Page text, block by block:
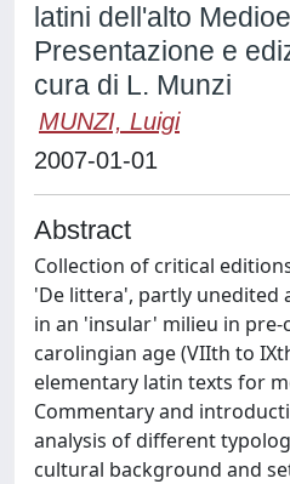
latini dell'alto
Presentazione e
cura di L. Munzi
MUNZI, Luigi
2007-01-01
Abstract
Collection of critical
'De littera', partly unedited
in an 'insular' milieu in
carolingian age (VIIth to
elementary latin texts for
Commentary and
analysis of different
cultural background and